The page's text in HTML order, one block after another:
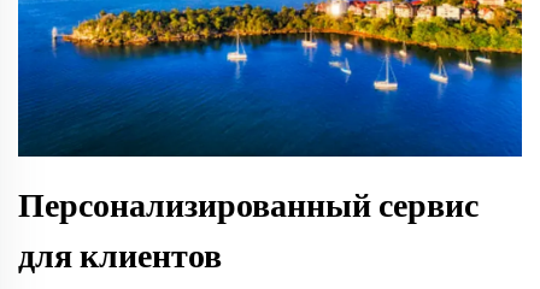
Персонализированный сервис
для клиентов